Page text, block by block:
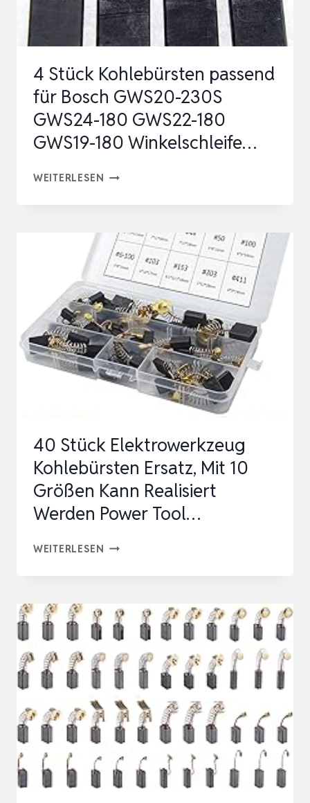
MIT
KABEL,
UND…
4 Stück Kohlebürsten passend
für Bosch GWS20-230S
GWS24-180 GWS22-180
GWS19-180 Winkelschleife…
WEITERLESEN 4
PASSEND
FÜR
BOSCH
GWS20-
230S
GWS24-
180
GWS22-
180
WINKELSCHLEIFE…
40 Stück Elektrowerkzeug
Kohlebürsten Ersatz, Mit 10
Größen Kann Realisiert
Werden Power Tool…
WEITERLESEN 40
KOHLEBÜRSTEN
ERSATZ,
MIT
10
GRÖSSEN K
ANN R
EALISIERT W
ERDEN P
OWER T